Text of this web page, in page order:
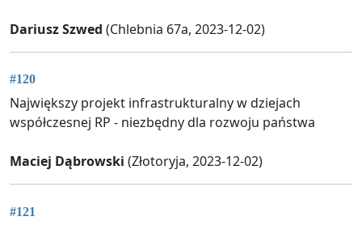
Dariusz Szwed (Chlebnia 67a, 2023-12-02)
#120
Największy projekt infrastrukturalny w dziejach
współczesnej RP - niezbędny dla rozwoju państwa
Maciej Dąbrowski (Złotoryja, 2023-12-02)
#121